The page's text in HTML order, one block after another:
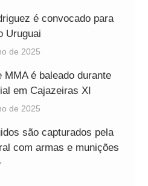
é convocado para
Uruguai
de 2025
MMA é baleado durante
em Cajazeiras XI
de 2025
são capturados pela
com armas e munições